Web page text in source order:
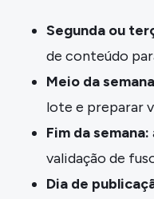
Segunda ou
de conteúdo
Meio da
lote e preparar
Fim da semana:
validação de
Dia de